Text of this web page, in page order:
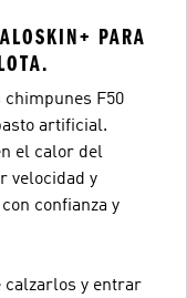
PARA
chimpunes F50
artificial.
el calor del
velocidad y
confianza y
calzarlos y entrar